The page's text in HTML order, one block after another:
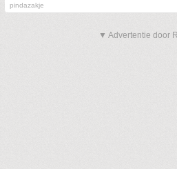
pindazakje
▼ Advertentie door